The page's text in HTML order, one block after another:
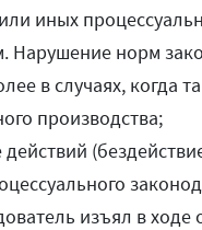
иных
Нарушение норм
в случаях, когда
производства;
изъял в